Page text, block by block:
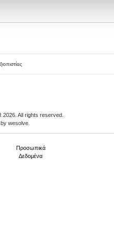
All rights reserved.
wesolve.
Προσωπικά
Δεδομένα